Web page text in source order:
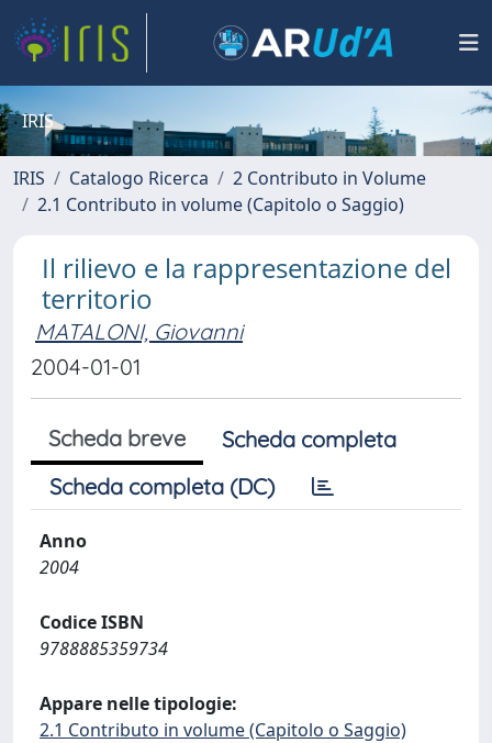
IRIS
IRIS Catalogo Ricerca
2 Contributo in Volume
2.1 Contributo in volume (Capitolo o Saggio)
Il rilievo e la rappresentazione del
territorio
MATALONI, Giovanni
2004-01-01
Scheda breve
Scheda completa
Scheda completa (DC)
Anno
2004
Codice ISBN
9788885359734
Appare nelle tipologie:
2.1 Contributo in volume (Capitolo o Saggio)